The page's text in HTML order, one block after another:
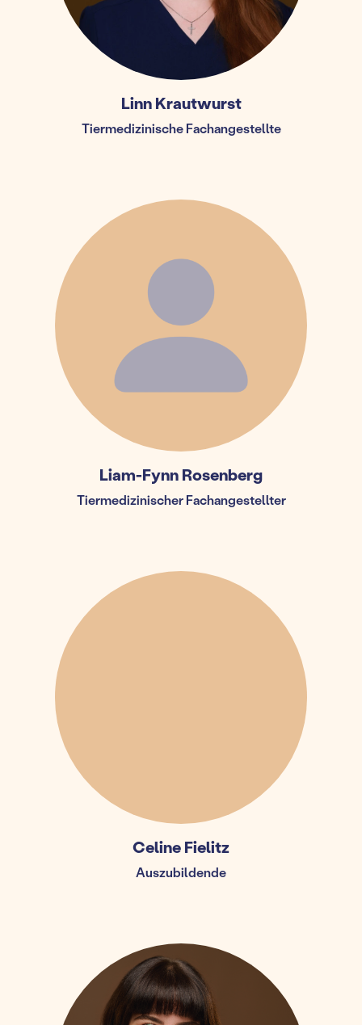
Linn Krautwurst
Tiermedizinische Fachangestellte
Liam-Fynn Rosenberg
Tiermedizinischer Fachangestellter
Celine Fielitz
Auszubildende